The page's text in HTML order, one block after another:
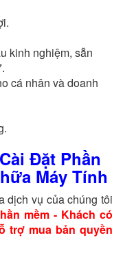
kinh nghiệm, sẵn
cá nhân và doanh
Đặt Phần
Máy Tính
dịch vụ của chúng tôi
mềm - Khách có
trợ mua bản quyền